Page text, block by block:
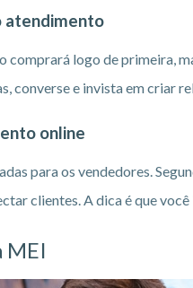
atendimento
comprará logo de primeira,
converse e invista em criar
online
para os vendedores.
clientes. A dica é que
MEI